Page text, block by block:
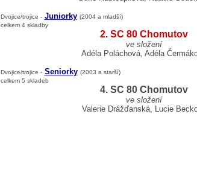
Dvojice/trojice - Juniorky (2004 a mladší)
celkem 4 skladby
2. SC 80 Chomutov
ve složení
Adéla Poláchová, Adéla
Dvojice/trojice - Seniorky (2003 a starší)
celkem 5 skladeb
4. SC 80 Chomutov
ve složení
Valerie Drážďanská, Lucie